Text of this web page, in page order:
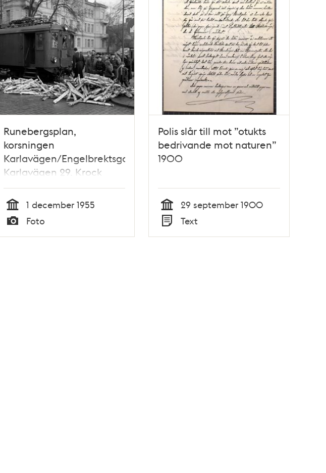
Runebergsplan,
korsningen
Karlavägen/Engelbrektsgatan.
Karlavägen 29. Krock
mellan Djursholmståget
och en vedlastad truck
Tid
1 december 1955
Typ
Foto
Polis slår till mot ”otukts
bedrivande mot naturen”
1900
Tid
29 september 1900
Typ
Text